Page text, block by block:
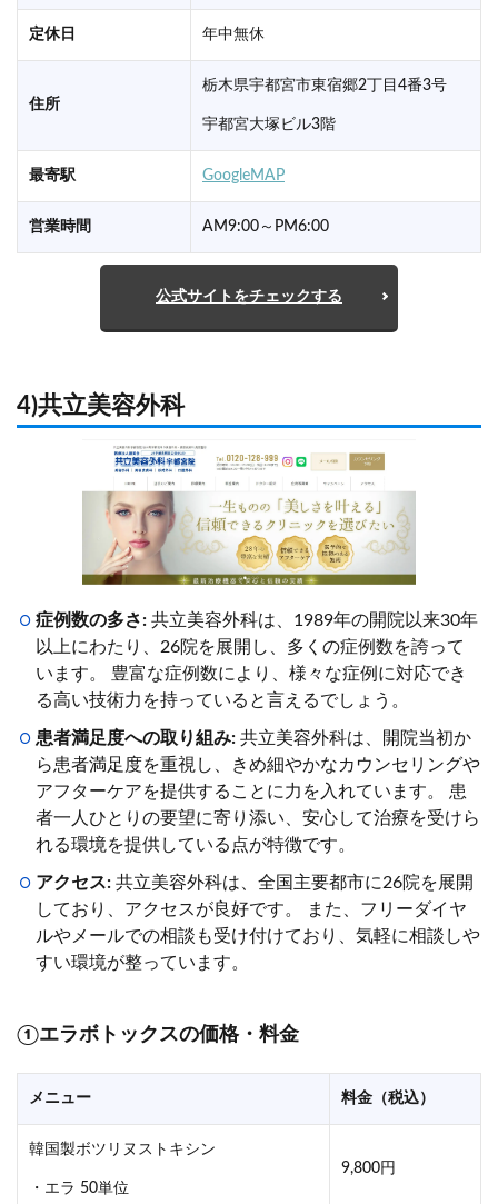
定休日 年中無休
住所
栃木県宇都宮市東宿郷2丁目4番3号
宇都宮大塚ビル3階
最寄駅 GoogleMAP
営業時間 AM9:00～PM6:00
公式サイトをチェックする
4)共立美容外科
症例数の多さ: 共立美容外科は、1989年の開院以来30年
以上にわたり、26院を展開し、多くの症例数を誇って
います。 豊富な症例数により、様々な症例に対応でき
る高い技術力を持っていると言えるでしょう。
患者満足度への取り組み: 共立美容外科は、開院当初か
ら患者満足度を重視し、きめ細やかなカウンセリングや
アフターケアを提供することに力を入れています。 患
者一人ひとりの要望に寄り添い、安心して治療を受けら
れる環境を提供している点が特徴です。
アクセス: 共立美容外科は、全国主要都市に26院を展開
しており、アクセスが良好です。 また、フリーダイヤ
ルやメールでの相談も受け付けており、気軽に相談しや
すい環境が整っています。
①エラボトックスの価格・料金
メニュー 料金（税込）
韓国製ボツリヌストキシン
・エラ 50単位
9,800円